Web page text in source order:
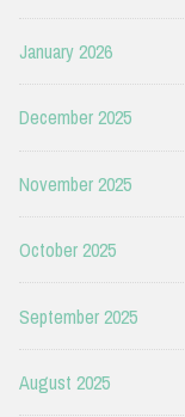
January 2026
December 2025
November 2025
October 2025
September 2025
August 2025